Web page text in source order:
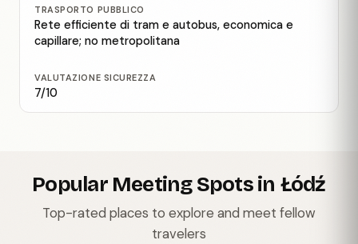
TRASPORTO PUBBLICO
Rete efficiente di tram e autobus, economica e
capillare; no metropolitana
VALUTAZIONE SICUREZZA
7/10
Popular Meeting Spots in Łódź
Top-rated places to explore and meet fellow
travelers